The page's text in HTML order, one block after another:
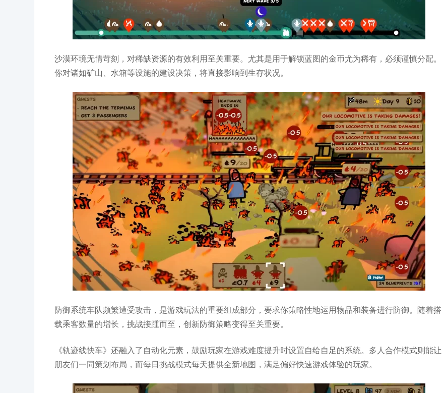
沙漠环境无情苛刻，对稀缺资源的有效利用至关重要。尤其是用于解锁蓝图的金币尤为稀有，必须谨慎分配。
你对诸如矿山、水箱等设施的建设决策，将直接影响到生存状况。
防御系统车队频繁遭受攻击，是游戏玩法的重要组成部分，要求你策略性地运用物品和装备进行防御。随着搭
载乘客数量的增长，挑战接踵而至，创新防御策略变得至关重要。
《轨迹线快车》还融入了自动化元素，鼓励玩家在游戏难度提升时设置自给自足的系统。多人合作模式则能让
朋友们一同策划布局，而每日挑战模式每天提供全新地图，满足偏好快速游戏体验的玩家。